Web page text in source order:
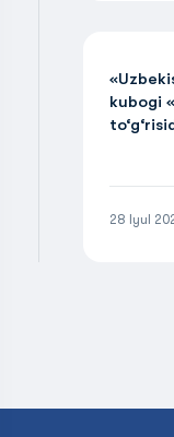
kubogi
28 Iyul